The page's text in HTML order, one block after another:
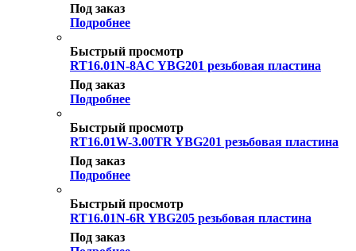
Под заказ
Подробнее
Быстрый просмотр
RT16.01N-8AC YBG201 резьбовая пластина
Под заказ
Подробнее
Быстрый просмотр
RT16.01W-3.00TR YBG201 резьбовая пластина
Под заказ
Подробнее
Быстрый просмотр
RT16.01N-6R YBG205 резьбовая пластина
Под заказ